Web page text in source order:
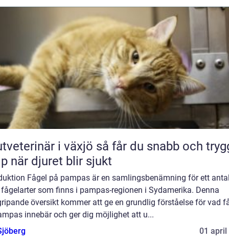
i växjö så får du snabb och trygg
när djuret blir sjukt
Fågel på pampas är en samlingsbenämning för ett
som finns i pampas-regionen i Sydamerika. Denna
översikt kommer att ge en grundlig förståelse för vad
innebär och ger dig möjlighet att u...
01 april